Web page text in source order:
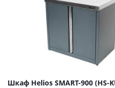
Шкаф Helios SMART-900 (HS-